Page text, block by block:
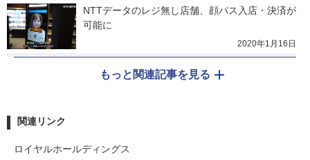
NTTデータのレジ無し店舗、顔パス入店・決済が
可能に
2020年1月16日
もっと関連記事を見る
関連リンク
ロイヤルホールディングス